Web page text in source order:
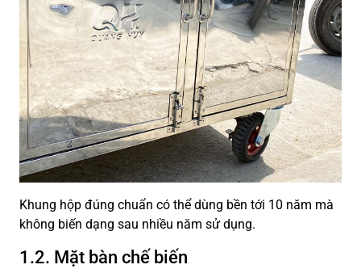
Khung hộp đúng chuẩn có thể dùng bền tới 10 năm mà
không biến dạng sau nhiều năm sử dụng.
1.2. Mặt bàn chế biến